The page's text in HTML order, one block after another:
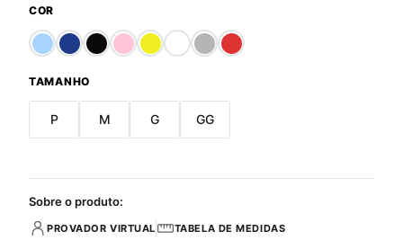
COR
TAMANHO
P M G GG
Sobre o produto:
PROVADOR VIRTUAL TABELA DE MEDIDAS